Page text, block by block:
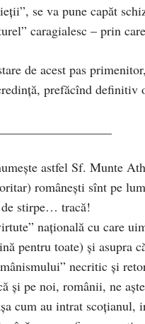
se va pune capăt
caragialesc – prin
de acest pas
prefăcînd
astfel Sf. Munte
româneşti sînt pe
stirpe… tracă!
naţională cu care
pentru toate) şi asupra
necritic şi
şi pe noi, românii, ne
cum au intrat